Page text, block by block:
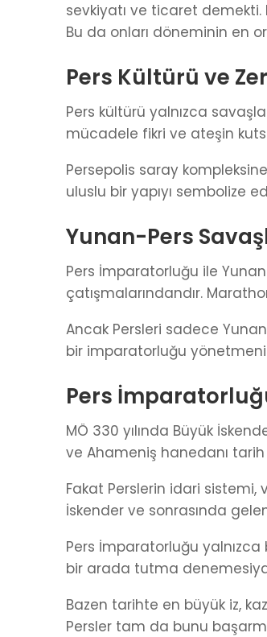
sevkiyatı ve ticaret
Bu da onları döneminin en
Pers Kültürü ve
Pers kültürü yalnızca
mücadele fikri ve ateşin
Persepolis saray
uluslu bir yapıyı sembolize
Yunan-Pers
Pers İmparatorluğu ile
çatışmalarındandır.
Ancak Persleri sadece
bir imparatorluğu
Pers İmparatorluğu
MÖ 330 yılında Büyük
ve Ahameniş hanedanı
Fakat Perslerin idari
İskender ve sonrasında
Pers İmparatorluğu
bir arada tutma
Bazen tarihte en büyük iz,
Persler tam da bunu